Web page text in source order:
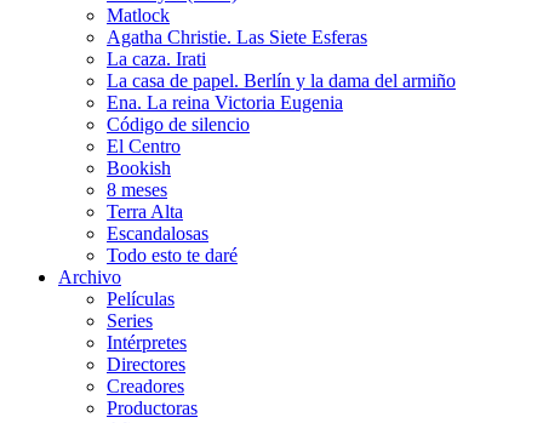
Matlock
Agatha Christie. Las Siete Esferas
La caza. Irati
La casa de papel. Berlín y la dama del armiño
Ena. La reina Victoria Eugenia
Código de silencio
El Centro
Bookish
8 meses
Terra Alta
Escandalosas
Todo esto te daré
Archivo
Películas
Series
Intérpretes
Directores
Creadores
Productoras